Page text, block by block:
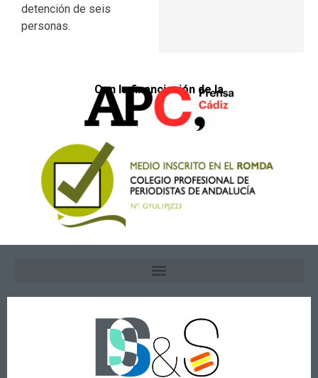
detención de seis
personas.
Con la financiación de la